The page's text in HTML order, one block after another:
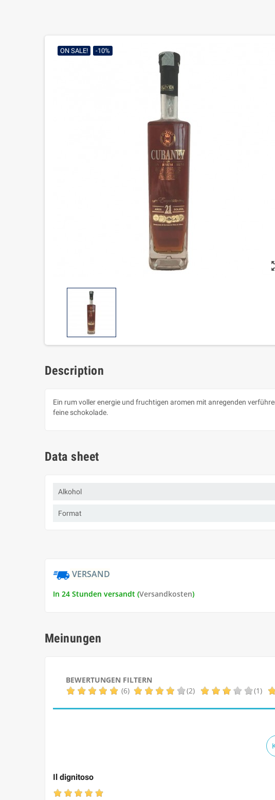
ON SALE! -10%
Description
Ein rum voller energie und fruchtigen aromen mit anregenden
feine schokolade.
Data sheet
Alkohol
Format
VERSAND
In 24 Stunden versandt (Versandkosten)
Meinungen
BEWERTUNGEN FILTERN
(6)
(2) (1)
Il dignitoso